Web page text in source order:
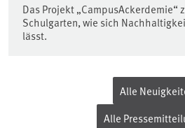
Das Projekt „CampusAckerdemie“
Schulgarten, wie sich
lässt.
Alle
Alle